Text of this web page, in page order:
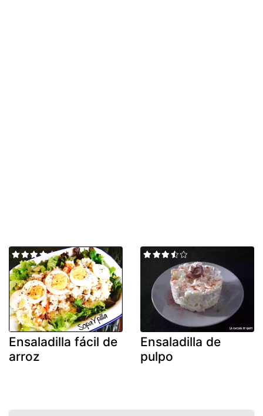
Ensaladilla fácil de
arroz
Ensaladilla de
pulpo